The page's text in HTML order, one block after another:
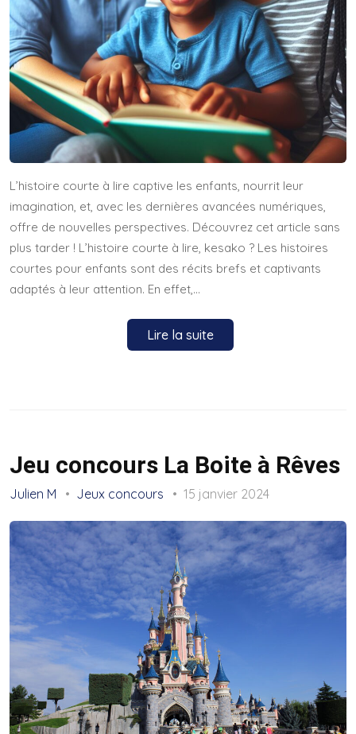
L’histoire courte à lire captive les enfants, nourrit leur
imagination, et, avec les dernières avancées numériques,
offre de nouvelles perspectives. Découvrez cet article sans
plus tarder ! L’histoire courte à lire, kesako ? Les histoires
courtes pour enfants sont des récits brefs et captivants
adaptés à leur attention. En effet,…
Lire la suite
Jeu concours La Boite à Rêves
Julien M Jeux concours 15 janvier 2024